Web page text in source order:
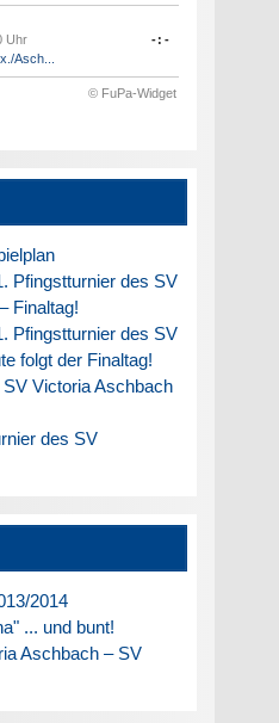
Uhr
Asch...
-:-
© FuPa-Widget
Pfingstturnier des SV
Finaltag!
Pfingstturnier des SV
folgt der Finaltag!
Victoria Aschbach
des SV
2014
... und bunt!
Aschbach – SV